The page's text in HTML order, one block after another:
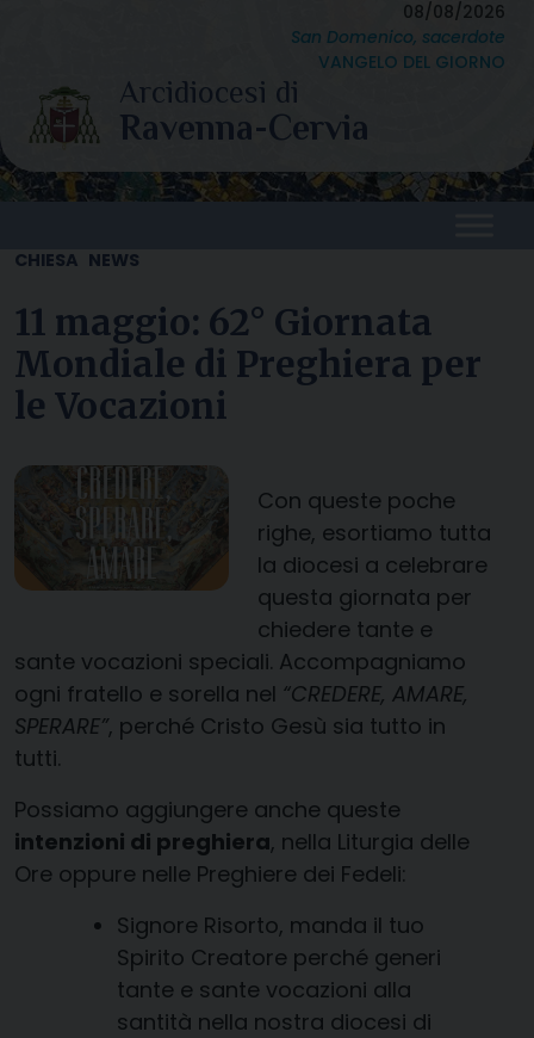
content
08/08/2026
San Domenico, sacerdote
VANGELO DEL GIORNO
CHIESA NEWS
11 maggio: 62° Giornata
Mondiale di Preghiera per
le Vocazioni
Con queste poche
righe, esortiamo tutta
la diocesi a celebrare
questa giornata per
chiedere tante e
sante vocazioni speciali. Accompagniamo
ogni fratello e sorella nel “CREDERE, AMARE,
SPERARE”, perché Cristo Gesù sia tutto in
tutti.
Possiamo aggiungere anche queste
intenzioni di preghiera, nella Liturgia delle
Ore oppure nelle Preghiere dei Fedeli:
Signore Risorto, manda il tuo
Spirito Creatore perché generi
tante e sante vocazioni alla
santità nella nostra diocesi di